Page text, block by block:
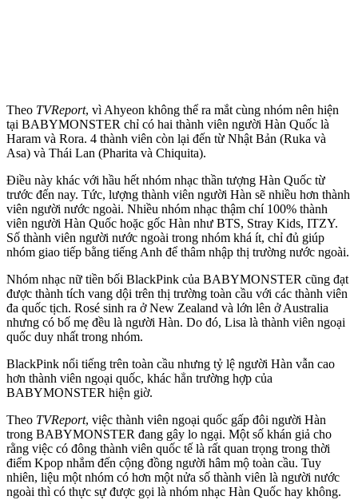
Theo TVReport, vì Ahyeon không thể ra mắt cùng nhóm nên hiện
tại BABYMONSTER chỉ có hai thành viên người Hàn Quốc là
Haram và Rora. 4 thành viên còn lại đến từ Nhật Bản (Ruka và
Asa) và Thái Lan (Pharita và Chiquita).
Điều này khác với hầu hết nhóm nhạc thần tượng Hàn Quốc từ
trước đến nay. Tức, lượng thành viên người Hàn sẽ nhiều hơn thành
viên người nước ngoài. Nhiều nhóm nhạc thậm chí 100% thành
viên người Hàn Quốc hoặc gốc Hàn như BTS, Stray Kids, ITZY.
Số thành viên người nước ngoài trong nhóm khá ít, chỉ đủ giúp
nhóm giao tiếp bằng tiếng Anh để thâm nhập thị trường nước ngoài.
Nhóm nhạc nữ tiền bối BlackPink của BABYMONSTER cũng đạt
được thành tích vang dội trên thị trường toàn cầu với các thành viên
đa quốc tịch. Rosé sinh ra ở New Zealand và lớn lên ở Australia
nhưng có bố mẹ đều là người Hàn. Do đó, Lisa là thành viên ngoại
quốc duy nhất trong nhóm.
BlackPink nổi tiếng trên toàn cầu nhưng tỷ lệ người Hàn vẫn cao
hơn thành viên ngoại quốc, khác hẳn trường hợp của
BABYMONSTER hiện giờ.
Theo TVReport, việc thành viên ngoại quốc gấp đôi người Hàn
trong BABYMONSTER đang gây lo ngại. Một số khán giả cho
rằng việc có đông thành viên quốc tế là rất quan trọng trong thời
điểm Kpop nhắm đến cộng đồng người hâm mộ toàn cầu. Tuy
nhiên, liệu một nhóm có hơn một nửa số thành viên là người nước
ngoài thì có thực sự được gọi là nhóm nhạc Hàn Quốc hay không.